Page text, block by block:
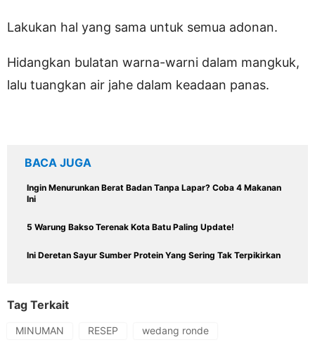
Lakukan hal yang sama untuk semua adonan.
Hidangkan bulatan warna-warni dalam mangkuk,
lalu tuangkan air jahe dalam keadaan panas.
BACA JUGA
Ingin Menurunkan Berat Badan Tanpa Lapar? Coba 4 Makanan
Ini
5 Warung Bakso Terenak Kota Batu Paling Update!
Ini Deretan Sayur Sumber Protein Yang Sering Tak Terpikirkan
Tag Terkait
MINUMAN RESEP wedang ronde